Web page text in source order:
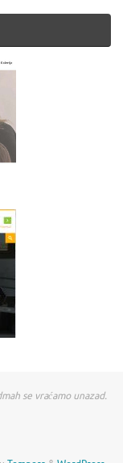
se vraćamo unazad.